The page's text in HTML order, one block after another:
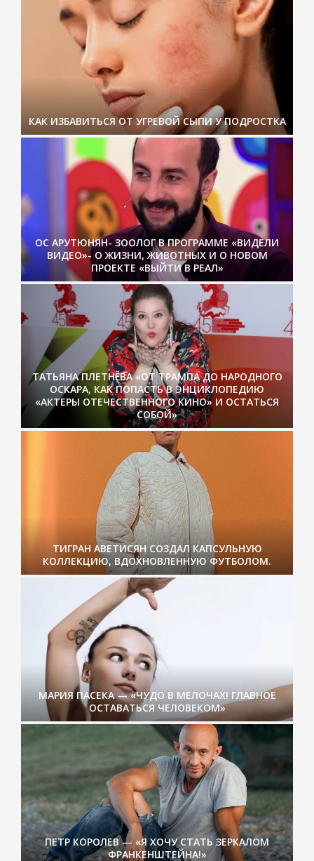
КАК ИЗБАВИТЬСЯ ОТ УГРЕВОЙ СЫПИ У ПОДРОСТКА
ОС АРУТЮНЯН- ЗООЛОГ В ПРОГРАММЕ «ВИДЕЛИ
ВИДЕО»- О ЖИЗНИ, ЖИВОТНЫХ И О НОВОМ
ПРОЕКТЕ «ВЫЙТИ В РЕАЛ»
ТАТЬЯНА ПЛЕТНЁВА «ОТ ТРАМПА ДО НАРОДНОГО
ОСКАРА, КАК ПОПАСТЬ В ЭНЦИКЛОПЕДИЮ
«АКТЕРЫ ОТЕЧЕСТВЕННОГО КИНО» И ОСТАТЬСЯ
СОБОЙ»
ТИГРАН АВЕТИСЯН СОЗДАЛ КАПСУЛЬНУЮ
КОЛЛЕКЦИЮ, ВДОХНОВЛЕННУЮ ФУТБОЛОМ.
МАРИЯ ПАСЕКА — «ЧУДО В МЕЛОЧАХ! ГЛАВНОЕ
ОСТАВАТЬСЯ ЧЕЛОВЕКОМ»
ПЕТР КОРОЛЕВ — «Я ХОЧУ СТАТЬ ЗЕРКАЛОМ
ФРАНКЕНШТЕЙНА!»